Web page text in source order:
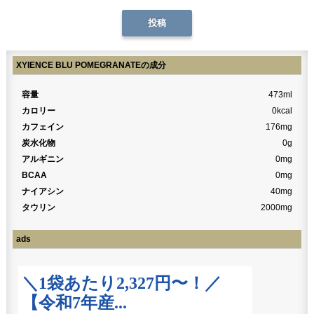
XYIENCE BLU POMEGRANATEの成分
容量
473ml
カロリー
0kcal
カフェイン
176mg
炭水化物
0g
アルギニン
0mg
BCAA
0mg
ナイアシン
40mg
タウリン
2000mg
ads